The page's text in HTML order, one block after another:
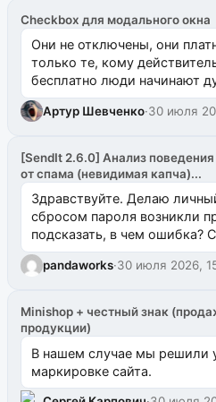
Checkbox для модального окна
Они не отключены, они
только те, кому
бесплатно люди начинают
Артур Шевченко·30 июля
[SendIt 2.6.0] Анализ
от спама (невидимая капча)...
Здравствуйте. Делаю
сбросом пароля возникли
подсказать, в чем ошибка?
одноименном разделе на
pandaworks·30 июля 2026,
Minishop + честный знак
продукции)
В нашем случае мы решили
маркировке сайта.